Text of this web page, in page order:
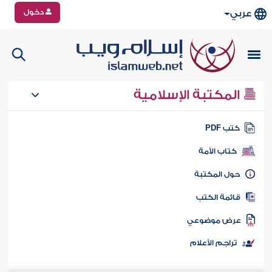
عربي دخول
المكتبة الإسلامية
كتب PDF
كتاب الأمة
المكتبة
الكتب
موضوعي